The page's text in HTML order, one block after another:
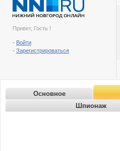
Привет, Гость !
- Войти
- Зарегистрироваться
Основное
Шпионаж